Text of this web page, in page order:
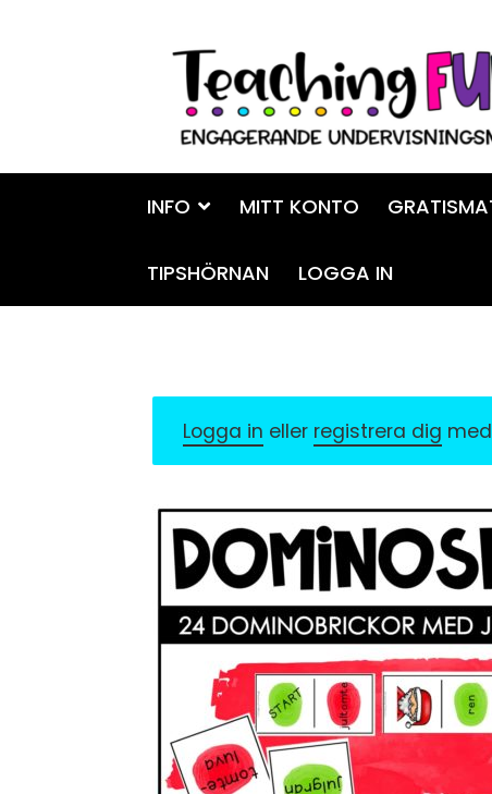
Hoppa
navigering
Gå
innehåll
INFO MITT KONTO
TIPSHÖRNAN LOGGA IN
Logga in eller registrera dig